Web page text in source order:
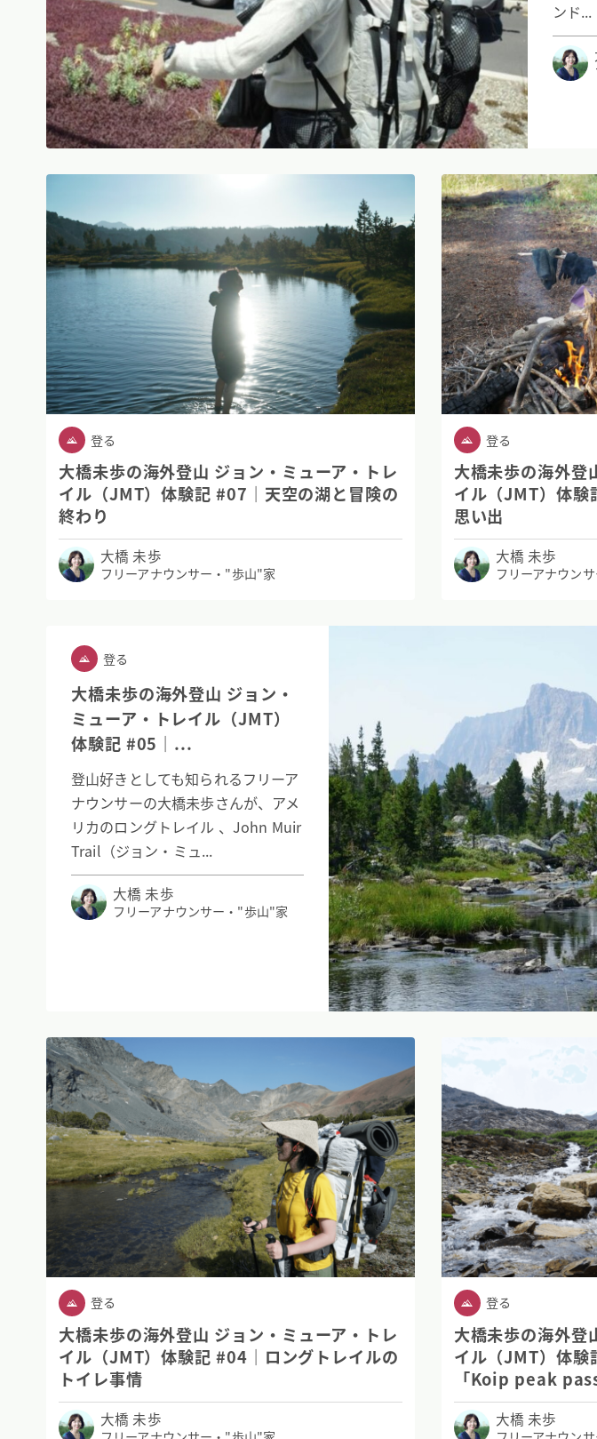
ンド...
登る
大橋未歩の海外登山 ジョン・ミューア・トレ
イル（JMT）体験記 #07｜天空の湖と冒険の
終わり
大橋 未歩
フリーアナウンサー・"歩山"家
登る
大橋未歩の海外登
イル（JMT）体験
思い出
大橋 未歩
フリーアナウン
登る
大橋未歩の海外登山 ジョン・
ミューア・トレイル（JMT）
体験記 #05｜...
登山好きとしても知られるフリーア
ナウンサーの大橋未歩さんが、アメ
リカのロングトレイル 、John Muir
Trail（ジョン・ミュ...
大橋 未歩
フリーアナウンサー・"歩山"家
登る
大橋未歩の海外登山 ジョン・ミューア・トレ
イル（JMT）体験記 #04｜ロングトレイルの
トイレ事情
大橋 未歩
登る
大橋未歩の海外登
イル（JMT）体
「Koip peak
大橋 未歩